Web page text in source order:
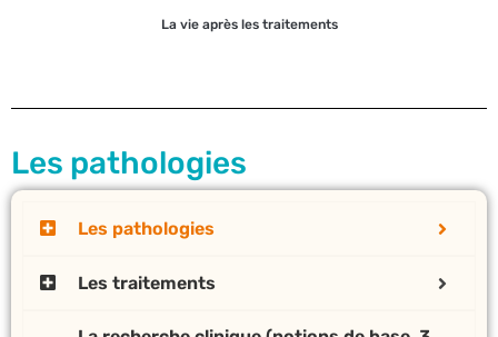
La vie après les traitements
Les pathologies
Les pathologies
Les traitements